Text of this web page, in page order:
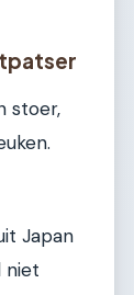
stoer,
Japan
niet